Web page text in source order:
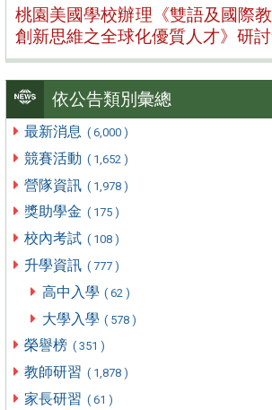
桃園美國學校辦理《雙語及國際
創新思維之全球化優質人才》研
依公告類別彙總
最新消息 ( 6,000 )
競賽活動 ( 1,652 )
營隊資訊 ( 1,978 )
獎助學金 ( 175 )
校內考試 ( 108 )
升學資訊 ( 777 )
高中入學 ( 62 )
大學入學 ( 578 )
榮譽榜 ( 351 )
教師研習 ( 1,878 )
家長研習 ( 61 )